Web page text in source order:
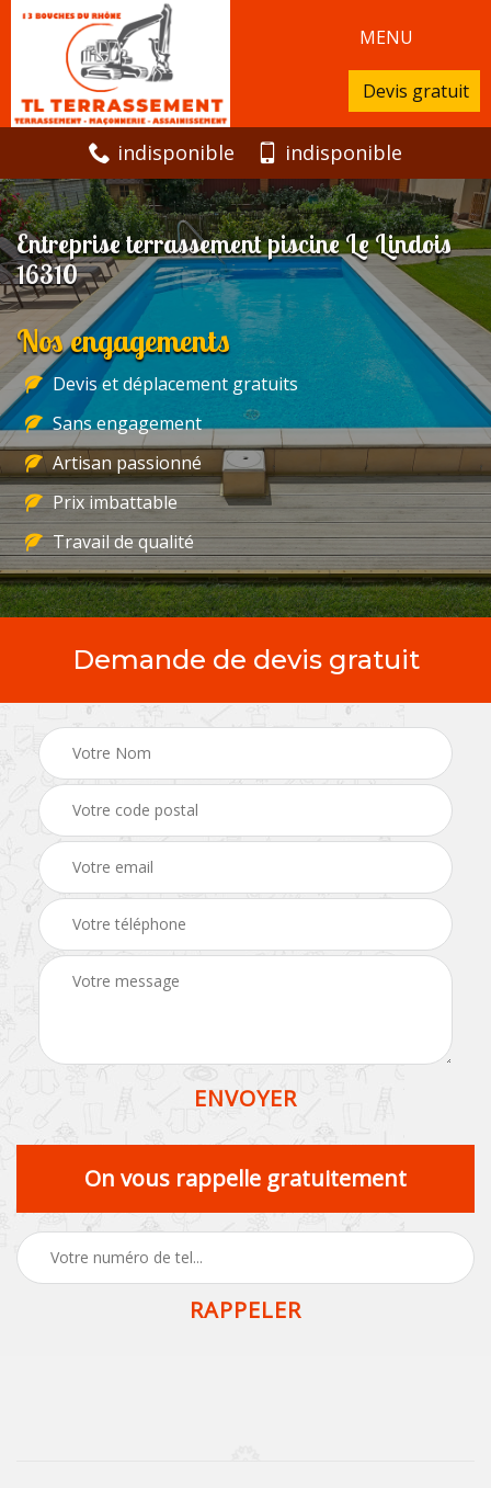
MENU
Devis gratuit
indisponible indisponible
Entreprise terrassement piscine Le Lindois
16310
Nos engagements
Devis et déplacement gratuits
Sans engagement
Artisan passionné
Prix imbattable
Travail de qualité
Demande de devis gratuit
On vous rappelle gratuitement